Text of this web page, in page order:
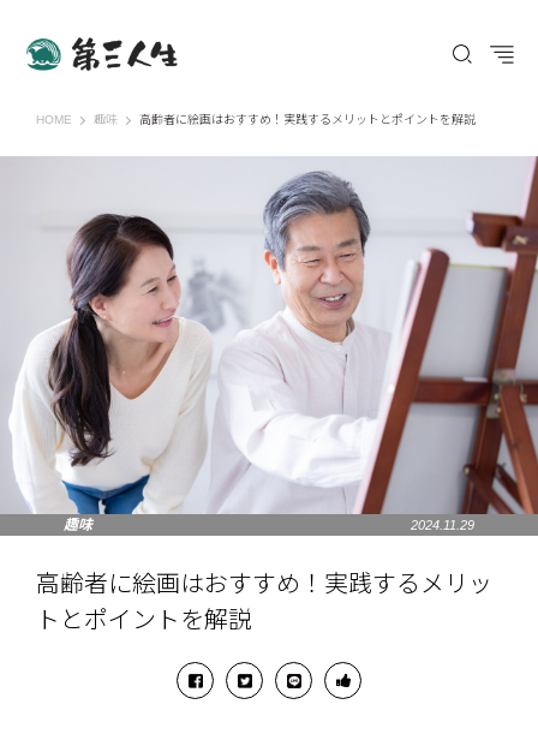
HOME 第三人生 〜寄り道の歩き方〜
趣味 高齢者に絵画はおすすめ！実践するメリットとポイントを解説
趣味 2024.11.29
高齢者に絵画はおすすめ！実践するメリッ
トとポイントを解説